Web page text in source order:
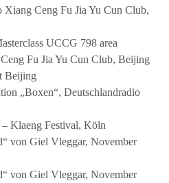
Ceng Fu Jia Yu Cun Club,
UCCG 798 area
Fu Jia Yu Cun Club, Beijing
Beijing
„Boxen“, Deutschlandradio
Klaeng Festival, Köln
von Giel Vleggar, November
von Giel Vleggar, November